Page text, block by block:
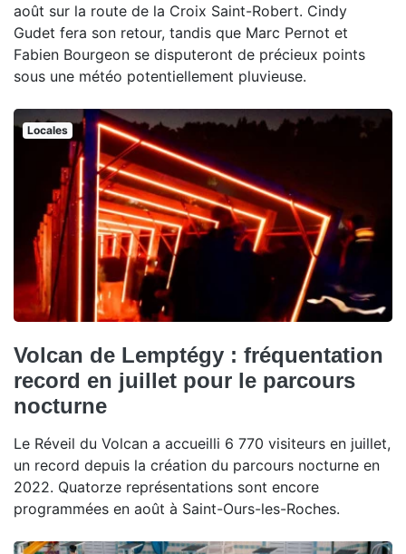
août sur la route de la Croix Saint-Robert. Cindy
Gudet fera son retour, tandis que Marc Pernot et
Fabien Bourgeon se disputeront de précieux points
sous une météo potentiellement pluvieuse.
Locales
Volcan de Lemptégy : fréquentation
record en juillet pour le parcours
nocturne
Le Réveil du Volcan a accueilli 6 770 visiteurs en juillet,
un record depuis la création du parcours nocturne en
2022. Quatorze représentations sont encore
programmées en août à Saint-Ours-les-Roches.